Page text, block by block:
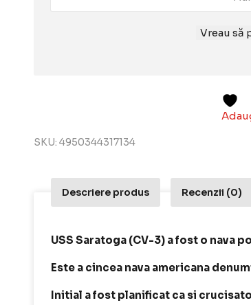
Vreau să
SKU: 4950344317134
Descriere produs Recenzii (0)
USS Saratoga (CV-3) a fost o nava
Este a cincea nava americana
Initial a fost planificat ca si